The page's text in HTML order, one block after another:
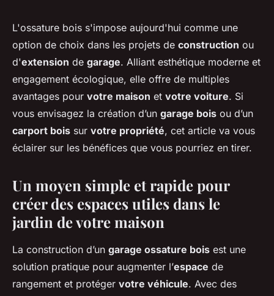
Quels sont les avantages
principaux de choisir un
garage en ossature bois pour
votre propriété ?
michelle•4 janvier 2024•3 min de lecture
L'ossature bois s'impose aujourd'hui comme une
option de choix dans les projets de construction ou
d'extension de garage. Alliant esthétique moderne et
engagement écologique, elle offre de multiples
avantages pour votre maison et votre voiture. Si
vous envisagez la création d’un garage bois ou d’un
carport bois sur votre propriété, cet article va vous
éclairer sur les bénéfices que vous pourriez en tirer.
Un moyen simple et rapide pour
créer des espaces utiles dans le
jardin de votre maison
La construction d’un garage ossature bois est une
solution pratique pour augmenter l’espace de
rangement et protéger votre véhicule. Avec des